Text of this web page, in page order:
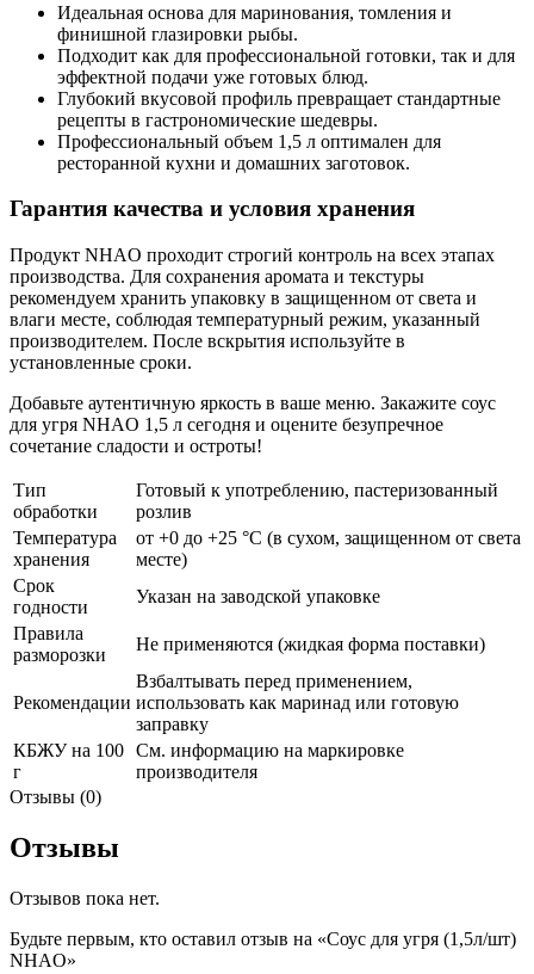
Идеальная основа для маринования, томления и
финишной глазировки рыбы.
Подходит как для профессиональной готовки, так и для
эффектной подачи уже готовых блюд.
Глубокий вкусовой профиль превращает стандартные
рецепты в гастрономические шедевры.
Профессиональный объем 1,5 л оптимален для
ресторанной кухни и домашних заготовок.
Гарантия качества и условия хранения
Продукт NHAO проходит строгий контроль на всех этапах
производства. Для сохранения аромата и текстуры
рекомендуем хранить упаковку в защищенном от света и
влаги месте, соблюдая температурный режим, указанный
производителем. После вскрытия используйте в
установленные сроки.
Добавьте аутентичную яркость в ваше меню. Закажите соус
для угря NHAO 1,5 л сегодня и оцените безупречное
сочетание сладости и остроты!
Тип
обработки
Готовый к употреблению, пастеризованный
розлив
Температура
хранения
от +0 до +25 °С (в сухом, защищенном от света
месте)
Срок
годности
Указан на заводской упаковке
Правила
разморозки
Не применяются (жидкая форма поставки)
Рекомендации
Взбалтывать перед применением,
использовать как маринад или готовую
заправку
КБЖУ на 100
г
См. информацию на маркировке
производителя
Отзывы (0)
Отзывы
Отзывов пока нет.
Будьте первым, кто оставил отзыв на «Соус для угря (1,5л/шт)
NHAO»